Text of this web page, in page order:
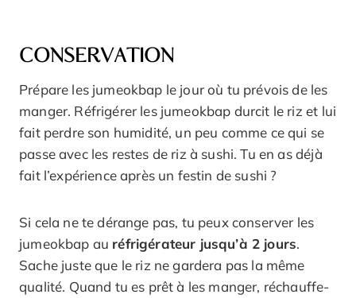
CONSERVATION
Prépare les jumeokbap le jour où tu prévois de les
manger. Réfrigérer les jumeokbap durcit le riz et lui
fait perdre son humidité, un peu comme ce qui se
passe avec les restes de riz à sushi. Tu en as déjà
fait l’expérience après un festin de sushi ?
Si cela ne te dérange pas, tu peux conserver les
jumeokbap au réfrigérateur jusqu’à 2 jours.
Sache juste que le riz ne gardera pas la même
qualité. Quand tu es prêt à les manger, réchauffe-